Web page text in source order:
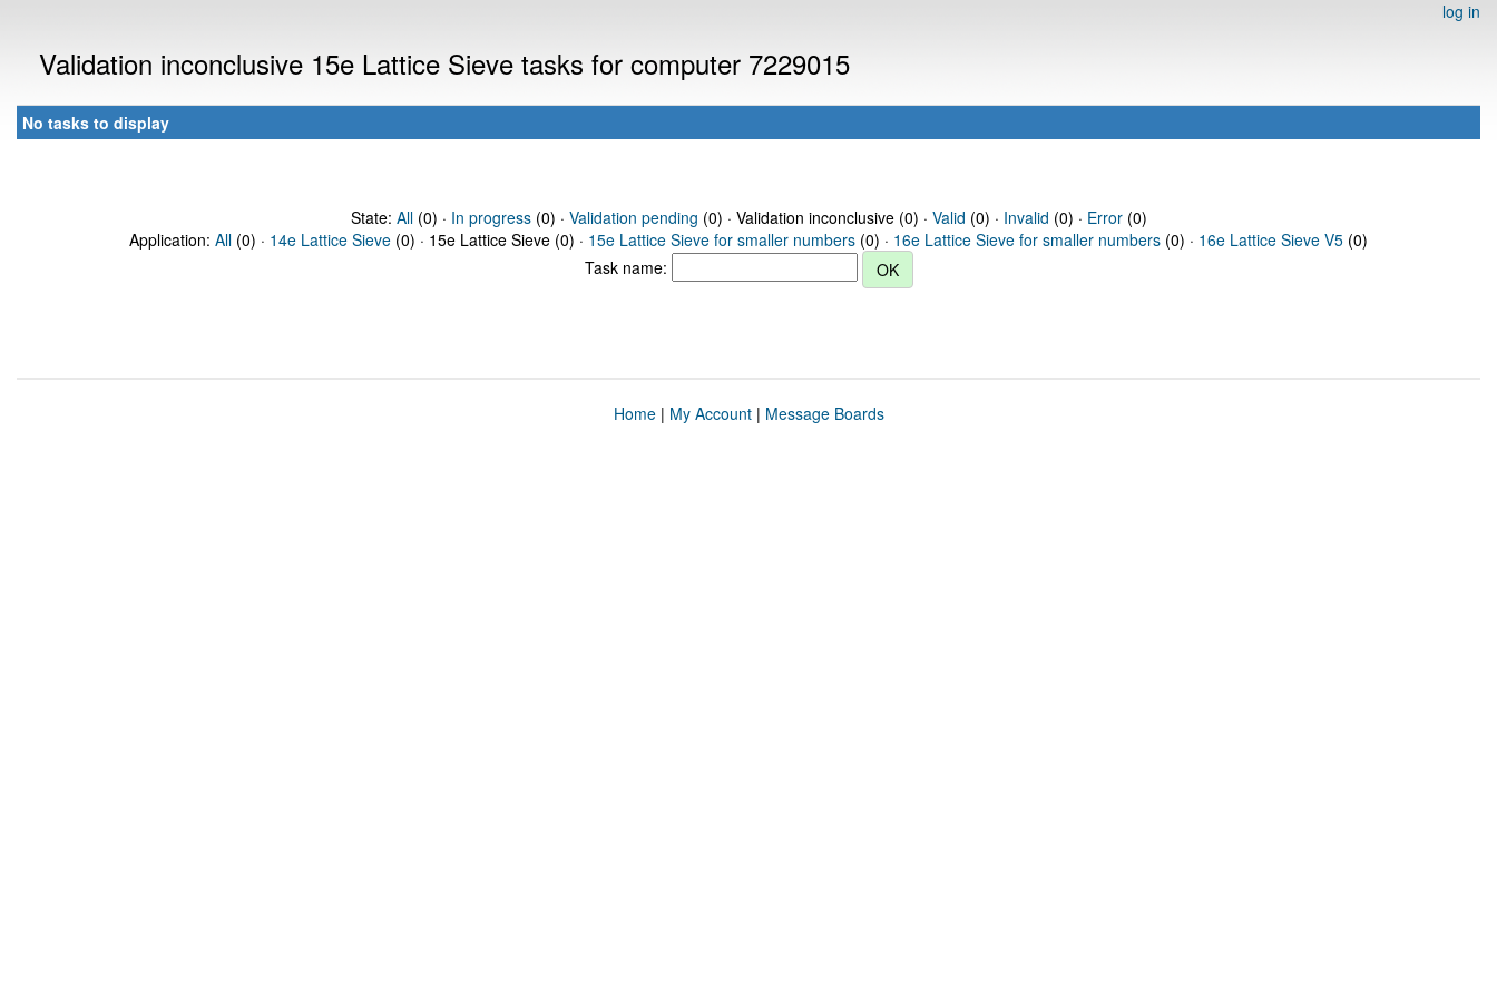
log in
Validation inconclusive 15e Lattice Sieve tasks for computer 7229015
No tasks to display
State: All(0) · In progress(0) · Validation pending (0) · Validation inconclusive (0) · Valid (0) · Invalid (0) · Error(0)
Application: All (0) · 14e Lattice Sieve (0) · 15e Lattice Sieve (0) · 15e Lattice Sieve for smaller numbers (0) · 16e Lattice Sieve for smaller numbers (0) · 16e Lattice Sieve V5 (0)
Task name:
Home| My Account| Message Boards